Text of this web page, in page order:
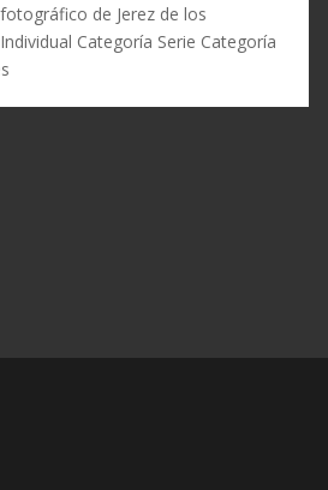
de Jerez de los
Categoría Serie Categoría